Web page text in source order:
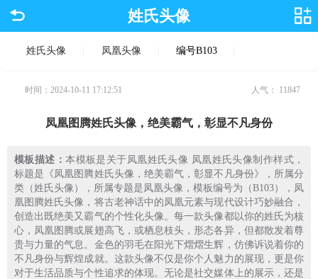
姓氏头像
姓氏头像 凤凰头像 编号B103
时间：2024-10-11 17:12:51 人气： 11847
凤凰图腾姓氏头像，绝美霸气，彰显不凡身份
模板描述：本模板是关于凤凰姓氏头像 凤凰姓氏头像制作样式，
标题是《凤凰图腾姓氏头像，绝美霸气，彰显不凡身份》，所属分
类（姓氏头像），所属专题是凤凰头像，模板编号为（B103），凤
凰图腾姓氏头像，将古老神话中的凤凰元素与现代设计巧妙融合，
创造出既绝美又霸气的个性化头像。每一款头像都以你的姓氏为核
心，凤凰图腾或展翅高飞，或栖息枝头，形态各异，但都散发着尊
贵与力量的气息。金色的羽毛在阳光下熠熠生辉，仿佛诉说着你的
不凡身份与辉煌成就。这款头像不仅是你个人魅力的展现，更是你
对于生活品质与个性追求的体现。无论是社交媒体上的展示，还是